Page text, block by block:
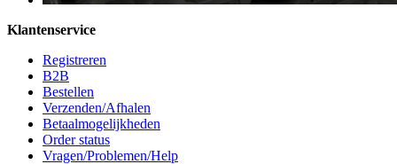
Klantenservice
Registreren
B2B
Bestellen
Verzenden/Afhalen
Betaalmogelijkheden
Order status
Vragen/Problemen/Help